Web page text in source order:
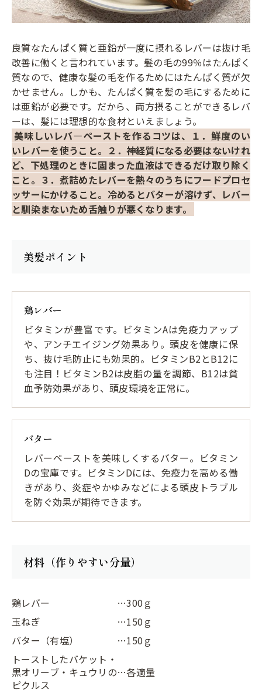
良質なたんぱく質と亜鉛が一度に摂れるレバーは抜け毛
改善に働くと言われています。髪の毛の99％はたんぱく
質なので、健康な髪の毛を作るためにはたんぱく質が欠
かせません。しかも、たんぱく質を髪の毛にするために
は亜鉛が必要です。だから、両方摂ることができるレバ
ーは、髪には理想的な食材といえましょう。
美味しいレバ―ペーストを作るコツは、１．鮮度のい
いレバーを使うこと。２．神経質になる必要はないけれ
ど、下処理のときに固まった血液はできるだけ取り除く
こと。３．煮詰めたレバーを熱々のうちにフードプロセ
ッサーにかけること。冷めるとバターが溶けず、レバー
と馴染まないため舌触りが悪くなります。
美髪ポイント
鶏レバー
ビタミンが豊富です。ビタミンAは免疫力アップ
や、アンチエイジング効果あり。頭皮を健康に保
ち、抜け毛防止にも効果的。ビタミンB2とB12に
も注目！ビタミンB2は皮脂の量を調節、B12は貧
血予防効果があり、頭皮環境を正常に。
バター
レバーペーストを美味しくするバター。ビタミン
Dの宝庫です。ビタミンDには、免疫力を高める働
きがあり、炎症やかゆみなどによる頭皮トラブル
を防ぐ効果が期待できます。
材料（作りやすい分量）
鶏レバー
…300ｇ
玉ねぎ
…150ｇ
バター（有塩）
…150ｇ
トーストしたバケット・
黒オリーブ・キュウリの
ピクルス
…各適量